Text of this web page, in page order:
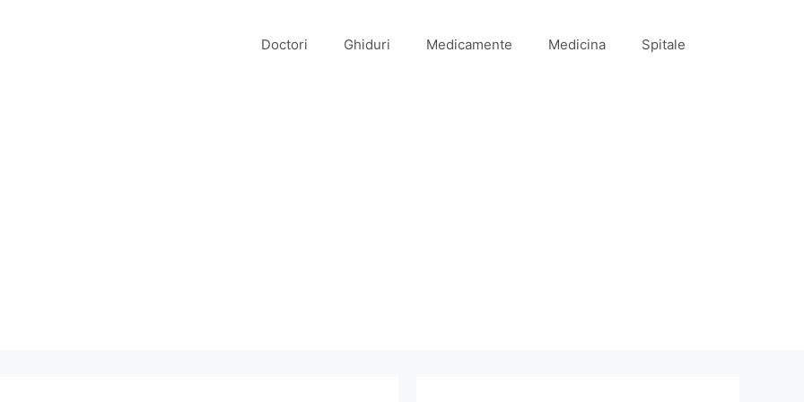
Doctori Ghiduri Medicamente Medicina Spitale